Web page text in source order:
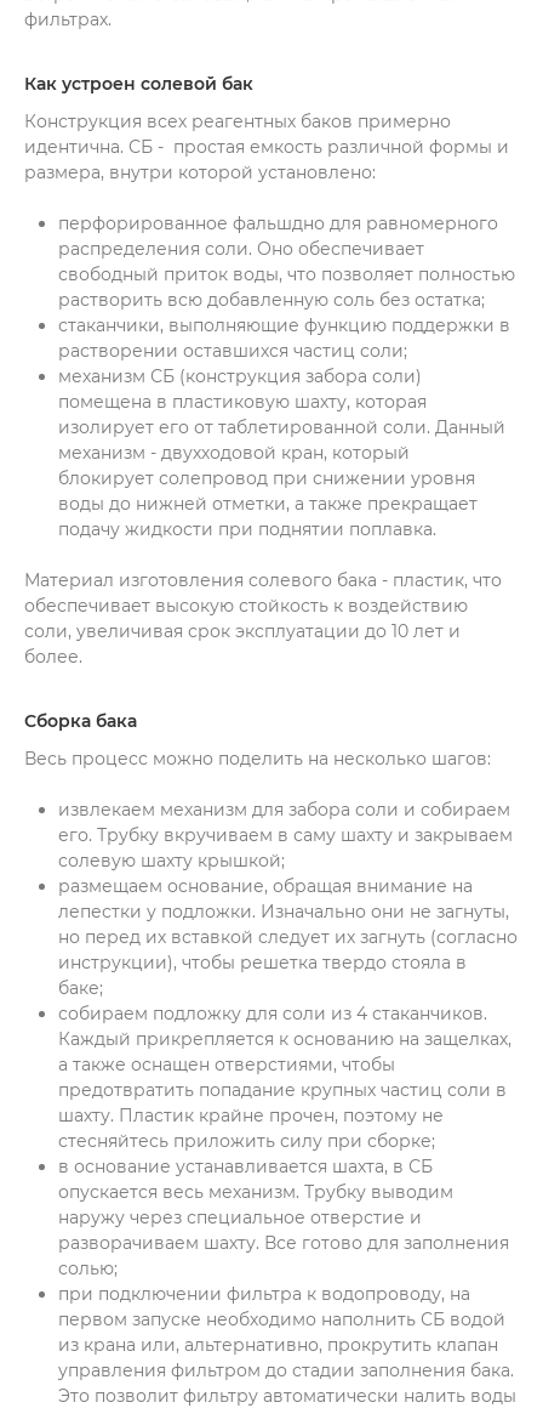
фильтрах.
Как устроен солевой бак
Конструкция всех реагентных баков примерно
идентична. СБ - простая емкость различной формы и
размера, внутри которой установлено:
перфорированное фальшдно для равномерного
распределения соли. Оно обеспечивает
свободный приток воды, что позволяет полностью
растворить всю добавленную соль без остатка;
стаканчики, выполняющие функцию поддержки в
растворении оставшихся частиц соли;
механизм СБ (конструкция забора соли)
помещена в пластиковую шахту, которая
изолирует его от таблетированной соли. Данный
механизм - двухходовой кран, который
блокирует солепровод при снижении уровня
воды до нижней отметки, а также прекращает
подачу жидкости при поднятии поплавка.
Материал изготовления солевого бака - пластик, что
обеспечивает высокую стойкость к воздействию
соли, увеличивая срок эксплуатации до 10 лет и
более.
Сборка бака
Весь процесс можно поделить на несколько шагов:
извлекаем механизм для забора соли и собираем
его. Трубку вкручиваем в саму шахту и закрываем
солевую шахту крышкой;
размещаем основание, обращая внимание на
лепестки у подложки. Изначально они не загнуты,
но перед их вставкой следует их загнуть (согласно
инструкции), чтобы решетка твердо стояла в
баке;
собираем подложку для соли из 4 стаканчиков.
Каждый прикрепляется к основанию на защелках,
а также оснащен отверстиями, чтобы
предотвратить попадание крупных частиц соли в
шахту. Пластик крайне прочен, поэтому не
стесняйтесь приложить силу при сборке;
в основание устанавливается шахта, в СБ
опускается весь механизм. Трубку выводим
наружу через специальное отверстие и
разворачиваем шахту. Все готово для заполнения
солью;
при подключении фильтра к водопроводу, на
первом запуске необходимо наполнить СБ водой
из крана или, альтернативно, прокрутить клапан
управления фильтром до стадии заполнения бака.
Это позволит фильтру автоматически налить воды